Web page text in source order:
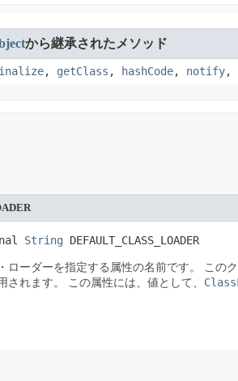
から継承されたメソッド
, getClass , hashCode, notify,
String DEFAULT_CLASS_LOADER
ローダーを指定する属性の名前です。
この
されます。
この属性には、値として、